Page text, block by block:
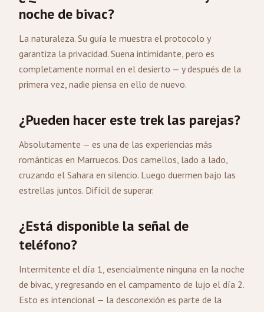
noche de bivac?
La naturaleza. Su guía le muestra el protocolo y
garantiza la privacidad. Suena intimidante, pero es
completamente normal en el desierto — y después de la
primera vez, nadie piensa en ello de nuevo.
¿Pueden hacer este trek las parejas?
Absolutamente — es una de las experiencias más
románticas en Marruecos. Dos camellos, lado a lado,
cruzando el Sahara en silencio. Luego duermen bajo las
estrellas juntos. Difícil de superar.
¿Está disponible la señal de
teléfono?
Intermitente el día 1, esencialmente ninguna en la noche
de bivac, y regresando en el campamento de lujo el día 2.
Esto es intencional — la desconexión es parte de la